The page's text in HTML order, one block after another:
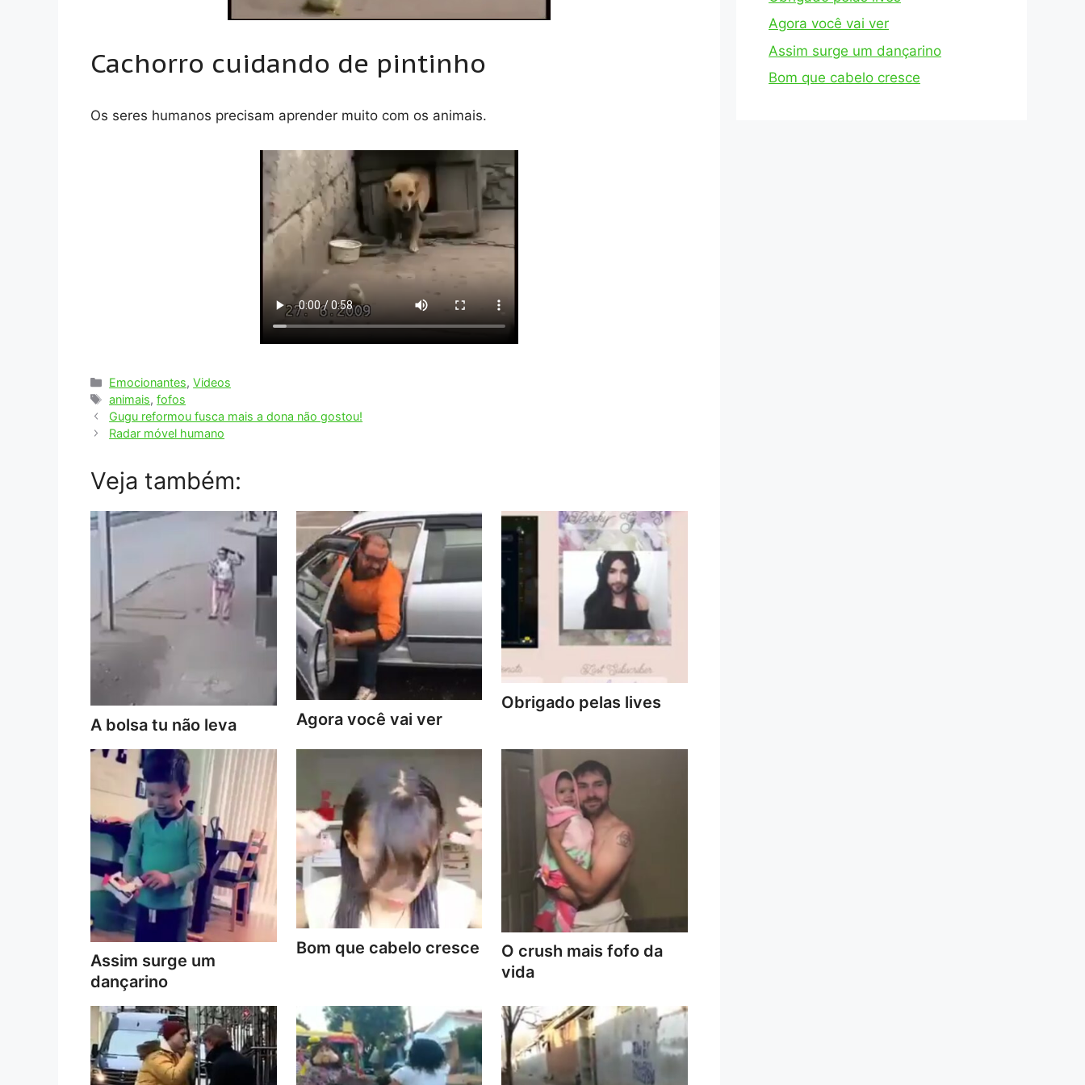
Cachorro cuidando de pintinho
Os seres humanos precisam aprender muito com os animais.
Categorias
Emocionantes,Videos
Tags
animais,fofos
Gugu reformou fusca mais a dona não gostou!
Radar móvel humano
Veja também:
A bolsa tu não leva Agora você vai ver
Obrigado pelas lives
Assim surge um
dançarino
Bom que cabelo cresce
O crush mais fofo da
vida
Agora você vai ver
Assim surge um dançarino
Bom que cabelo cresce